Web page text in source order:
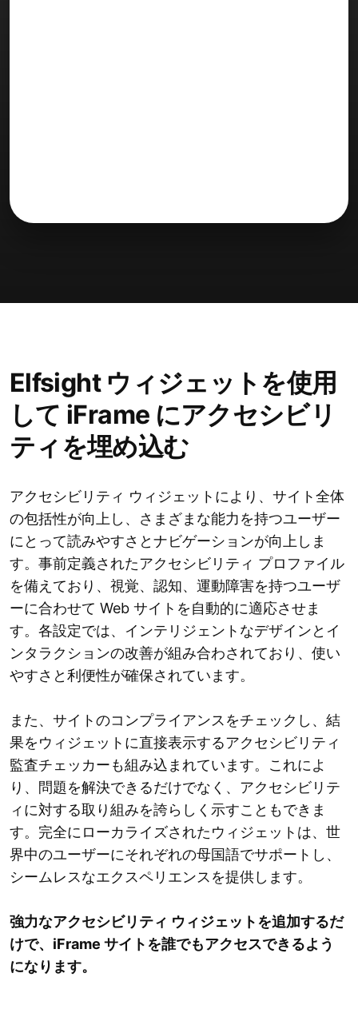
Elfsight ウィジェットを使用
して iFrame にアクセシビリ
ティを埋め込む
アクセシビリティ ウィジェットにより、サイト全体
の包括性が向上し、さまざまな能力を持つユーザー
にとって読みやすさとナビゲーションが向上しま
す。事前定義されたアクセシビリティ プロファイル
を備えており、視覚、認知、運動障害を持つユーザ
ーに合わせて Web サイトを自動的に適応させま
す。各設定では、インテリジェントなデザインとイ
ンタラクションの改善が組み合わされており、使い
やすさと利便性が確保されています。
また、サイトのコンプライアンスをチェックし、結
果をウィジェットに直接表示するアクセシビリティ
監査チェッカーも組み込まれています。これによ
り、問題を解決できるだけでなく、アクセシビリテ
ィに対する取り組みを誇らしく示すこともできま
す。完全にローカライズされたウィジェットは、世
界中のユーザーにそれぞれの母国語でサポートし、
シームレスなエクスペリエンスを提供します。
強力なアクセシビリティ ウィジェットを追加するだ
けで、iFrame サイトを誰でもアクセスできるよう
になります。